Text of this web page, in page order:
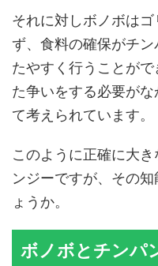
それに対しボノボは
ず、食料の確保がチ
たやすく行うことが
た争いをする必要が
て考えられています。
このように正確に大
ンジーですが、その
ょうか。
ボノボとチンパ